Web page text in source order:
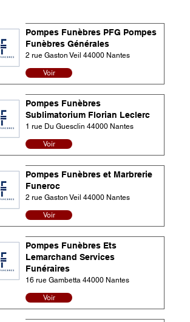
Pompes Funèbres PFG Pompes
Funèbres Générales
2 rue Gaston Veil 44000 Nantes
Voir
Pompes Funèbres
Sublimatorium Florian Leclerc
1 rue Du Guesclin 44000 Nantes
Voir
Pompes Funèbres et Marbrerie
Funeroc
2 rue Gaston Veil 44000 Nantes
Voir
Pompes Funèbres Ets
Lemarchand Services
Funéraires
16 rue Gambetta 44000 Nantes
Voir